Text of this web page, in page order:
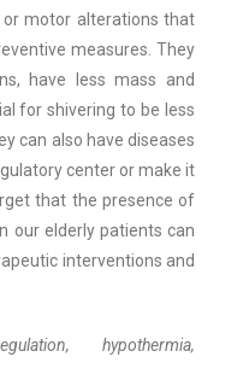
motor alterations that
measures. They
have less mass and
for shivering to be less
can also have diseases
center or make it
that the presence of
our elderly patients can
interventions and
hypothermia,